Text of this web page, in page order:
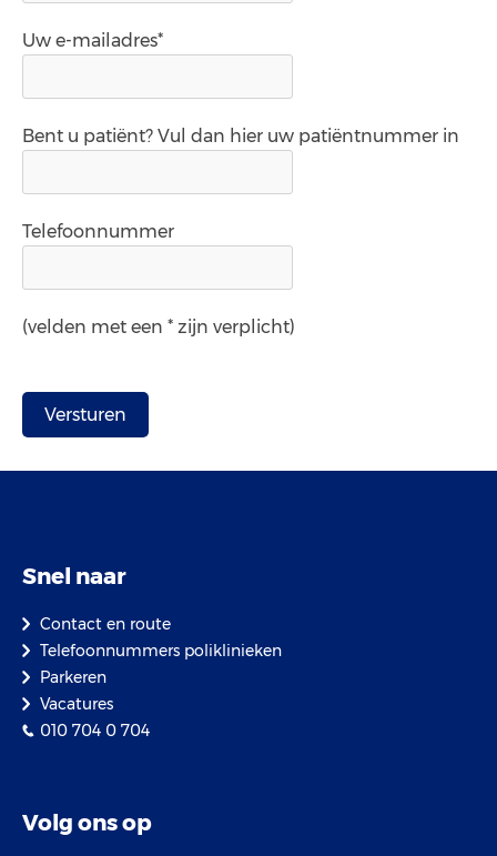
Uw e-mailadres*
Bent u patiënt? Vul dan hier uw patiëntnummer in
Telefoonnummer
(velden met een * zijn verplicht)
Snel naar
Contact en route
Telefoonnummers poliklinieken
Parkeren
Vacatures
010 704 0 704
Volg ons op